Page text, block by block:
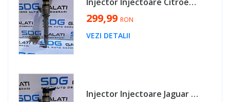
299,99 RON
VEZI DETALII
Injector Injectoare Jaguar XJ 2.7 D 2005 - 2009 Cod 5U3Q-9K546-AA [MX0232]